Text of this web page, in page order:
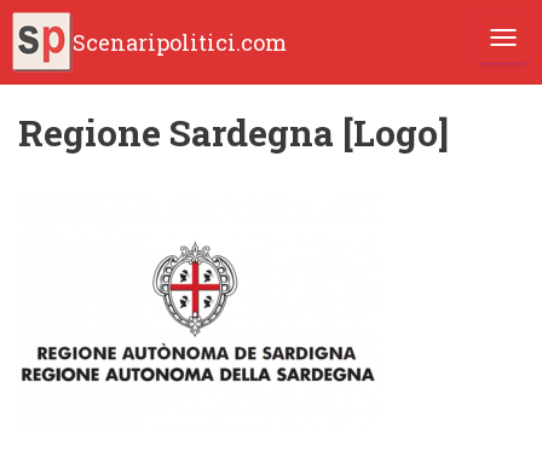
Scenaripolitici.com
Regione Sardegna [Logo]